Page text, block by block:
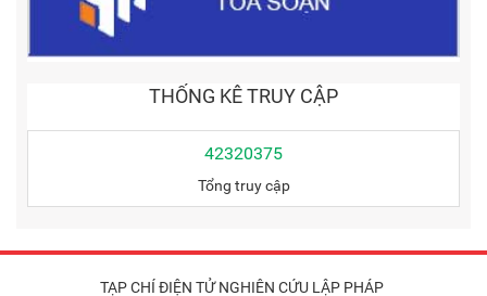
THỐNG KÊ TRUY CẬP
42320375
Tổng truy cập
TẠP CHÍ ĐIỆN TỬ NGHIÊN CỨU LẬP PHÁP